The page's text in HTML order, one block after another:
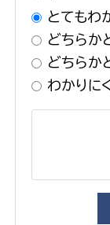
とてもわ
どちらか
どちらか
わかりに